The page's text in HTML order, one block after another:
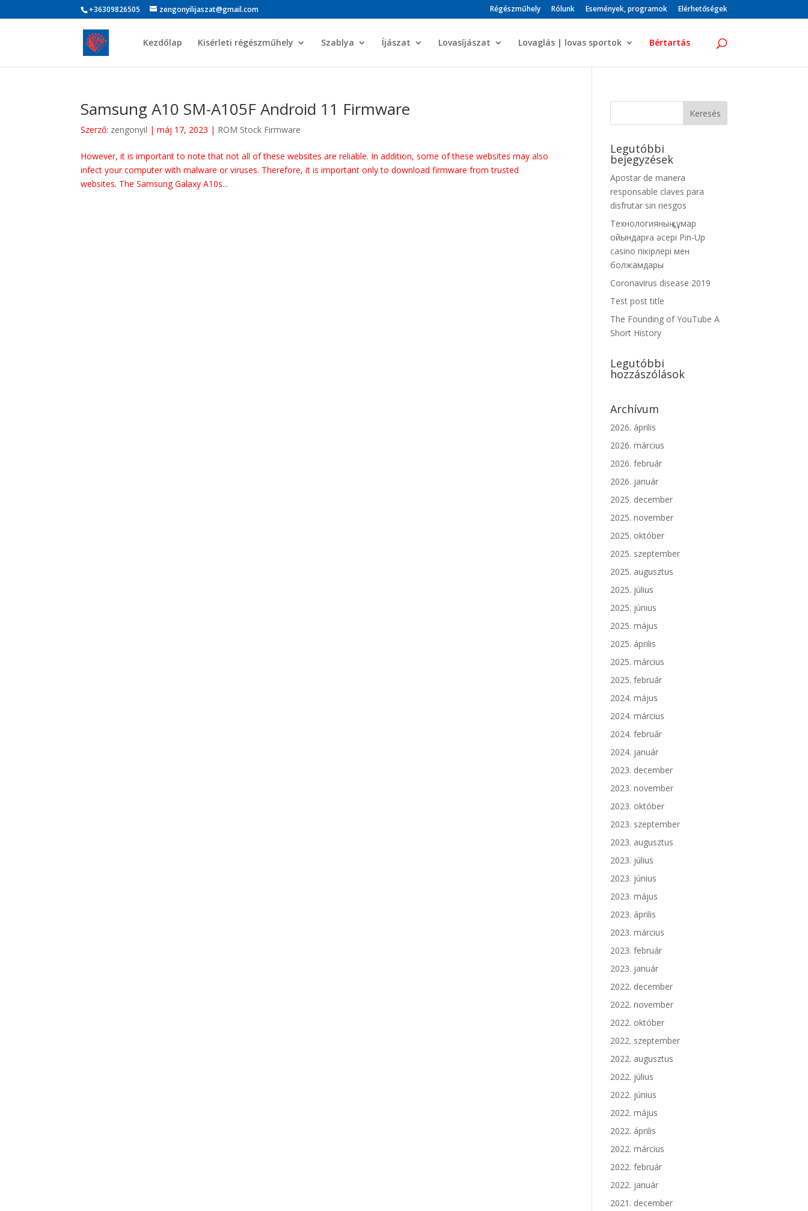
+36309826505 zengonyilijaszat@gmail.com Régészműhely Rólunk Események, programok Elérhetőségek
Kezdőlap Kisérleti régészműhely Szablya Íjászat Lovasíjászat Lovaglás | lovas sportok Bértartás
Samsung A10 SM-A105F Android 11 Firmware
Szerző: zengonyil |máj 17, 2023 | ROM Stock Firmware
However, it is important to note that not all of these websites are reliable. In addition, some of these websites may also
infect your computer with malware or viruses. Therefore, it is important only to download firmware from trusted
websites. The Samsung Galaxy A10s...
Legutóbbi
bejegyzések
Apostar de manera
responsable claves para
disfrutar sin riesgos
Технологияның құмар
ойындарға әсері Pin-Up
casino пікірлері мен
болжамдары
Coronavirus disease 2019
Test post title
The Founding of YouTube A
Short History
Legutóbbi
hozzászólások
Archívum
2026. április
2026. március
2026. február
2026. január
2025. december
2025. november
2025. október
2025. szeptember
2025. augusztus
2025. július
2025. június
2025. május
2025. április
2025. március
2025. február
2024. május
2024. március
2024. február
2024. január
2023. december
2023. november
2023. október
2023. szeptember
2023. augusztus
2023. július
2023. június
2023. május
2023. április
2023. március
2023. február
2023. január
2022. december
2022. november
2022. október
2022. szeptember
2022. augusztus
2022. július
2022. június
2022. május
2022. április
2022. március
2022. február
2022. január
2021. december